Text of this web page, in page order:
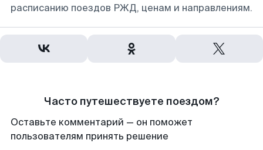
расписанию поездов РЖД, ценам и направлениям.
Часто путешествуете поездом?
Оставьте комментарий — он поможет
пользователям принять решение